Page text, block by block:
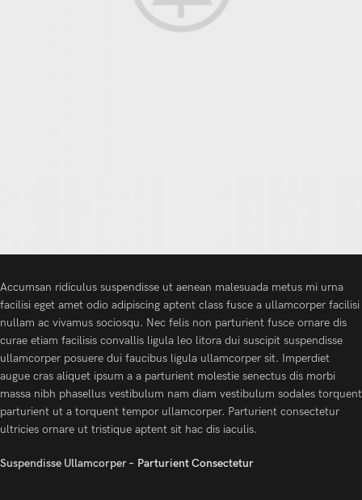
Accumsan ridiculus suspendisse ut aenean malesuada metus mi urna
facilisi eget amet odio adipiscing aptent class fusce a ullamcorper facilisi
nullam ac vivamus sociosqu. Nec felis non parturient fusce ornare dis
curae etiam facilisis convallis ligula leo litora dui suscipit suspendisse
ullamcorper posuere dui faucibus ligula ullamcorper sit. Imperdiet
augue cras aliquet ipsum a a parturient molestie senectus dis morbi
massa nibh phasellus vestibulum nam diam vestibulum sodales torquent
parturient ut a torquent tempor ullamcorper. Parturient consectetur
ultricies ornare ut tristique aptent sit hac dis iaculis.
Suspendisse Ullamcorper – Parturient Consectetur